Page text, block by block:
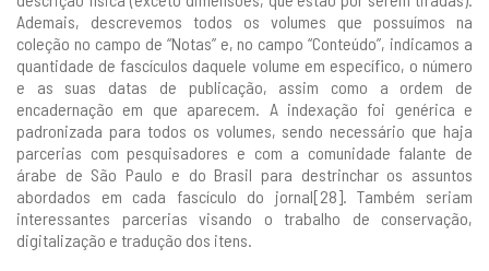
Ademais, descrevemos todos os volumes que possuímos na
coleção no campo de “Notas” e, no campo “Conteúdo”, indicamos a
quantidade de fascículos daquele volume em específico, o número
e as suas datas de publicação, assim como a ordem de
encadernação em que aparecem. A indexação foi genérica e
padronizada para todos os volumes, sendo necessário que haja
parcerias com pesquisadores e com a comunidade falante de
árabe de São Paulo e do Brasil para destrinchar os assuntos
abordados em cada fascículo do jornal[28]. Também seriam
interessantes parcerias visando o trabalho de conservação,
digitalização e tradução dos itens.